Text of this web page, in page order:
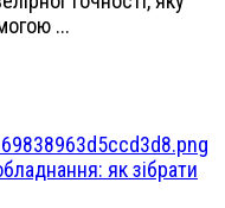
...
як зібрати